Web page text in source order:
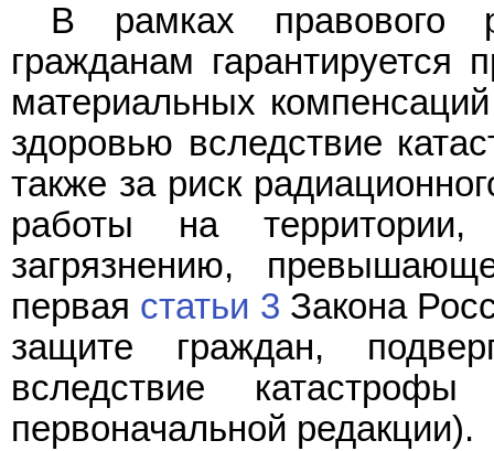
В рамках правового
гражданам гарантируется
материальных
здоровью вследствие
также за риск
работы на территории,
загрязнению,
первая статьи 3 Закона
защите граждан,
вследствие
первоначальной редакции).